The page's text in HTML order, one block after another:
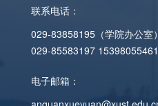
联系电话：
029-83858195（学院办公室）
029-85583197 15398055461
电子邮箱：